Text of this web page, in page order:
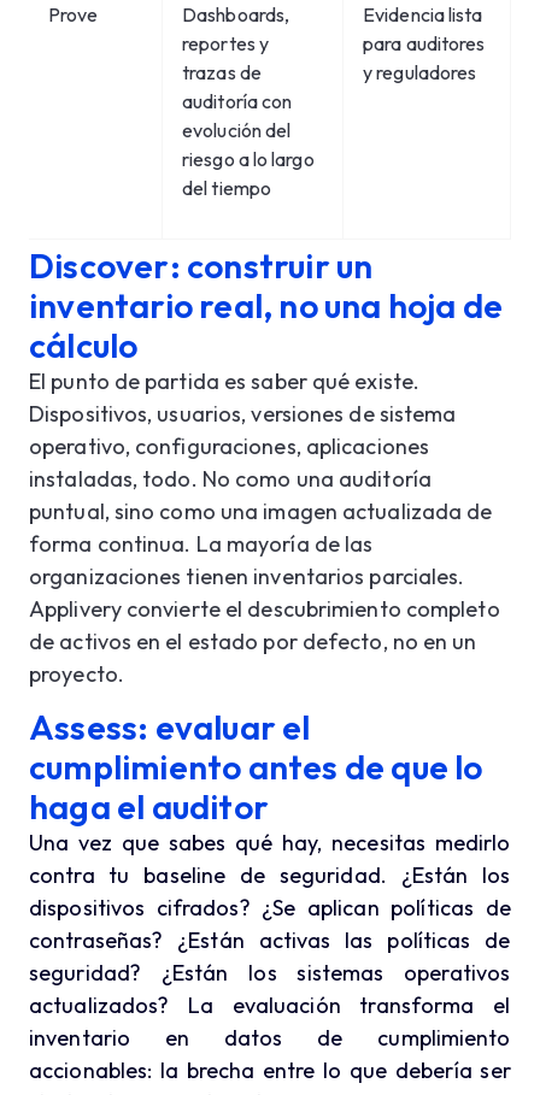
Prove
Dashboards,
reportes y
trazas de
auditoría con
evolución del
riesgo a lo largo
del tiempo
Evidencia lista
para auditores
y reguladores
Discover: construir un
inventario real, no una hoja de
cálculo
El punto de partida es saber qué existe.
Dispositivos, usuarios, versiones de sistema
operativo, configuraciones, aplicaciones
instaladas, todo. No como una auditoría
puntual, sino como una imagen actualizada de
forma continua. La mayoría de las
organizaciones tienen inventarios parciales.
Applivery convierte el descubrimiento completo
de activos en el estado por defecto, no en un
proyecto.
Assess: evaluar el
cumplimiento antes de que lo
haga el auditor
Una vez que sabes qué hay, necesitas medirlo
contra tu baseline de seguridad. ¿Están los
dispositivos cifrados? ¿Se aplican políticas de
contraseñas? ¿Están activas las políticas de
seguridad? ¿Están los sistemas operativos
actualizados? La evaluación transforma el
inventario en datos de cumplimiento
accionables: la brecha entre lo que debería ser